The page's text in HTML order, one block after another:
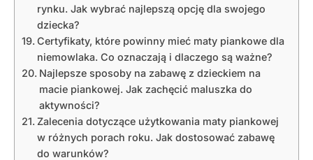
rynku. Jak wybrać najlepszą opcję dla swojego
dziecka?
Certyfikaty, które powinny mieć maty piankowe dla
niemowlaka. Co oznaczają i dlaczego są ważne?
Najlepsze sposoby na zabawę z dzieckiem na
macie piankowej. Jak zachęcić maluszka do
aktywności?
Zalecenia dotyczące użytkowania maty piankowej
w różnych porach roku. Jak dostosować zabawę
do warunków?